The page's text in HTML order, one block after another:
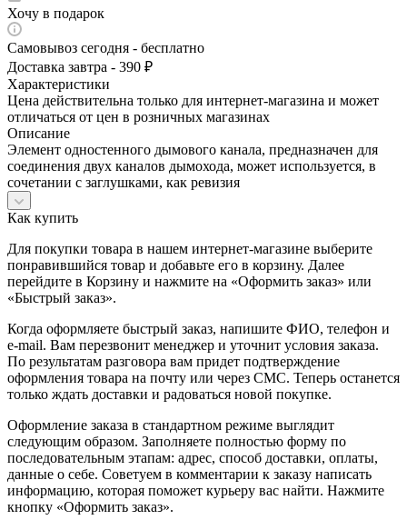
Хочу в подарок
Самовывоз сегодня - бесплатно
Доставка завтра - 390 ₽
Характеристики
Цена действительна только для интернет-магазина и может
отличаться от цен в розничных магазинах
Описание
Элемент одностенного дымового канала, предназначен для
соединения двух каналов дымохода, может используется, в
сочетании с заглушками, как ревизия
Как купить
Для покупки товара в нашем интернет-магазине выберите
понравившийся товар и добавьте его в корзину. Далее
перейдите в Корзину и нажмите на «Оформить заказ» или
«Быстрый заказ».
Когда оформляете быстрый заказ, напишите ФИО, телефон и
e-mail. Вам перезвонит менеджер и уточнит условия заказа.
По результатам разговора вам придет подтверждение
оформления товара на почту или через СМС. Теперь останется
только ждать доставки и радоваться новой покупке.
Оформление заказа в стандартном режиме выглядит
следующим образом. Заполняете полностью форму по
последовательным этапам: адрес, способ доставки, оплаты,
данные о себе. Советуем в комментарии к заказу написать
информацию, которая поможет курьеру вас найти. Нажмите
кнопку «Оформить заказ».